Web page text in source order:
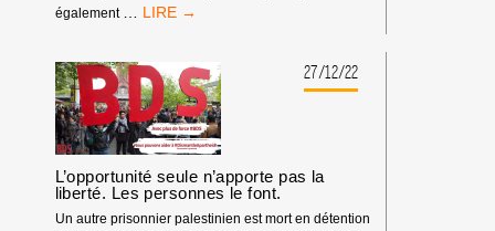
également
ISRAËL :
27/12/22
L’opportunité seule n’apporte pas la
liberté. Les personnes le font.
Un autre prisonnier palestinien est mort en détention